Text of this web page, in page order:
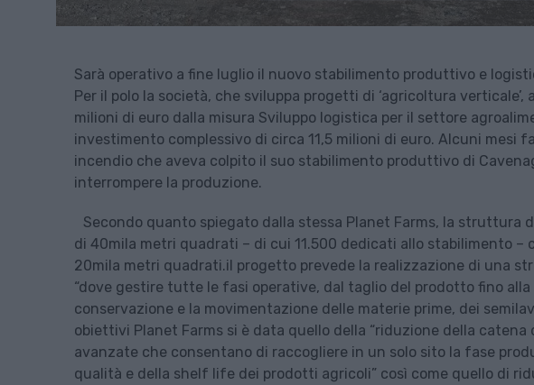
Sarà operativo a fine luglio il nuovo stabilimento produttivo e
Per il polo la società, che sviluppa progetti di ‘agricoltura
milioni di euro dalla misura Sviluppo logistica per il settore
investimento complessivo di circa 11,5 milioni di euro. Alcuni mesi
incendio che aveva colpito il suo stabilimento produttivo di
interrompere la produzione.
Secondo quanto spiegato dalla stessa Planet Farms, la struttura
di 40mila metri quadrati – di cui 11.500 dedicati allo stabilimento
20mila metri quadrati.il progetto prevede la realizzazione di una
“dove gestire tutte le fasi operative, dal taglio del prodotto fino
conservazione e la movimentazione delle materie prime, dei
obiettivi Planet Farms si è data quello della “riduzione della
avanzate che consentano di raccogliere in un solo sito la fase
qualità e della shelf life dei prodotti agricoli” così come quello di